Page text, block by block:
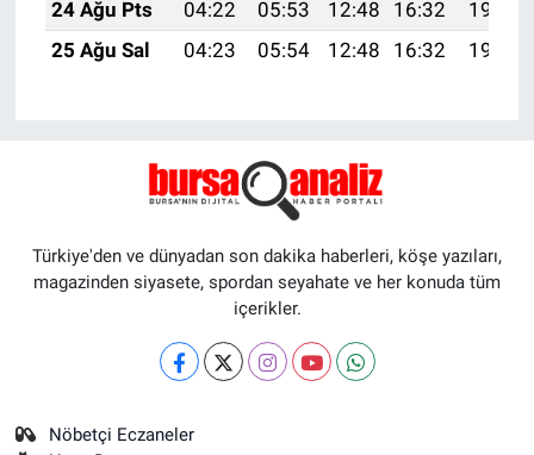
24 Ağu Pts
04:22 05:53 12:48 16:32
19:33
25 Ağu Sal
04:23 05:54 12:48 16:32 19:32
Türkiye'den ve dünyadan son dakika haberleri, köşe yazıları,
magazinden siyasete, spordan seyahate ve her konuda tüm
içerikler.
Nöbetçi Eczaneler